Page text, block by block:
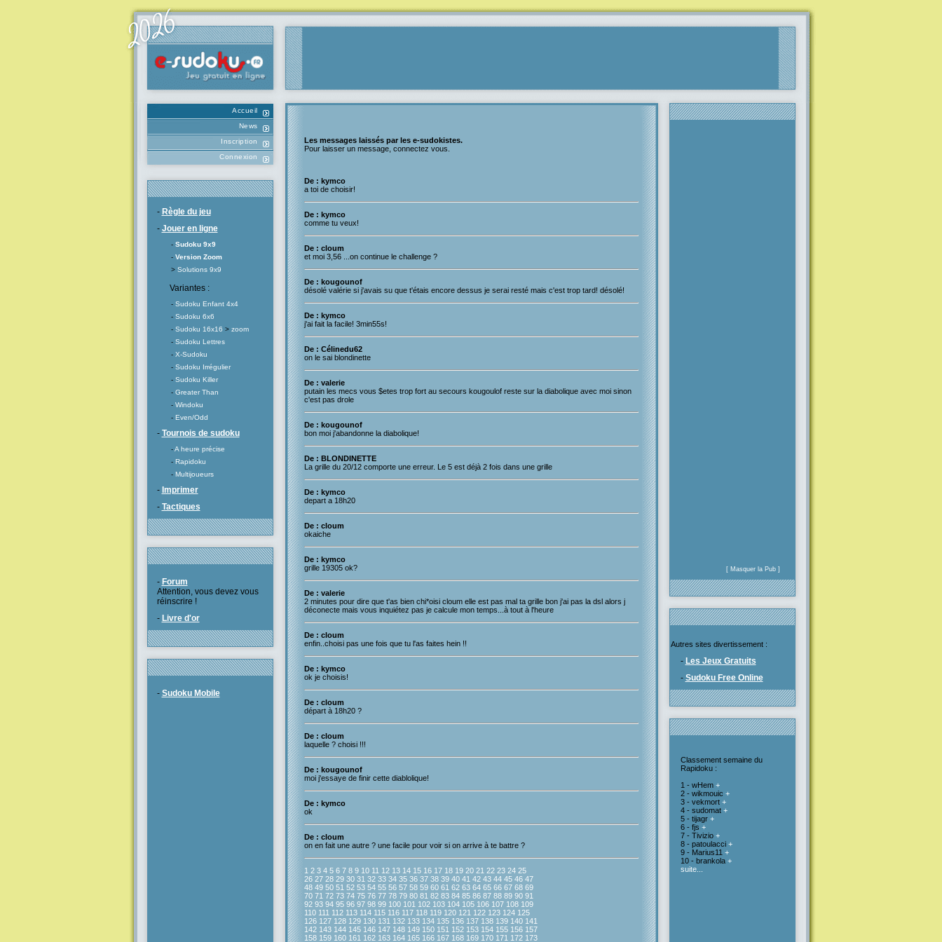
Accueil
News
Inscription
Connexion
- Règle du jeu
- Jouer en ligne
- Sudoku 9x9
- Version Zoom
> Solutions 9x9
Variantes :
- Sudoku Enfant 4x4
- Sudoku 6x6
- Sudoku 16x16 > zoom
- Sudoku Lettres
- X-Sudoku
- Sudoku Irrégulier
- Sudoku Killer
- Greater Than
- Windoku
- Even/Odd
- Tournois de sudoku
-A heure précise
- Rapidoku
- Multijoueurs
- Imprimer
- Tactiques
- Forum
Attention, vous devez vous
réinscrire !
- Livre d'or
- Sudoku Mobile
[ Masquer la Pub ]
Autres sites divertissement :
- Les Jeux Gratuits
- Sudoku Free Online
Classement semaine du
Rapidoku :
1 - wHem +
2 - wikmouic +
3 - vekmort +
4 - sudomat +
5 - tijagr +
6 - fjs +
7 - Tivizio +
8 - patoulacci +
9 - Marius11 +
10 - brankola +
suite...
Les messages laissés par les e-sudokistes.
Pour laisser un message, connectez vous.
De : kymco
a toi de choisir!
De : kymco
comme tu veux!
De : cloum
et moi 3,56 ...on continue le challenge ?
De : kougounof
désolé valérie si j'avais su que t'étais encore dessus je serai resté mais c'est trop tard! désolé!
De : kymco
j'ai fait la facile! 3min55s!
De : Célinedu62
on le sai blondinette
De : valerie
putain les mecs vous $etes trop fort au secours kougoulof reste sur la diabolique avec moi sinon
c'est pas drole
De : kougounof
bon moi j'abandonne la diabolique!
De : BLONDINETTE
La grille du 20/12 comporte une erreur. Le 5 est déjà 2 fois dans une grille
De : kymco
depart a 18h20
De : cloum
okaiche
De : kymco
grille 19305 ok?
De : valerie
2 minutes pour dire que t'as bien chi*oisi cloum elle est pas mal ta grille bon j'ai pas la dsl alors j
déconecte mais vous inquiétez pas je calcule mon temps...à tout à l'heure
De : cloum
enfin..choisi pas une fois que tu l'as faites hein !!
De : kymco
ok je choisis!
De : cloum
départ à 18h20 ?
De : cloum
laquelle ? choisi !!!
De : kougounof
moi j'essaye de finir cette diablolique!
De : kymco
ok
De : cloum
on en fait une autre ? une facile pour voir si on arrive à te battre ?
1 2 3 4 5 6 7 8 9 10 11 12 13 14 15 16 17 18 19 20 21 22 23 24 25
26 27 28 29 30 31 32 33 34 35 36 37 38 39 40 41 42 43 44 45 46 47
48 49 50 51 52 53 54 55 56 57 58 59 60 61 62 63 64 65 66 67 68 69
70 71 72 73 74 75 76 77 78 79 80 81 82 83 84 85 86 87 88 89 90 91
92 93 94 95 96 97 98 99 100 101 102 103 104 105 106 107 108 109
110 111 112 113 114 115 116 117 118 119 120 121 122 123 124 125
126 127 128 129 130 131 132 133 134 135 136 137 138 139 140 141
142 143 144 145 146 147 148 149 150 151 152 153 154 155 156 157
158 159 160 161 162 163 164 165 166 167 168 169 170 171 172 173